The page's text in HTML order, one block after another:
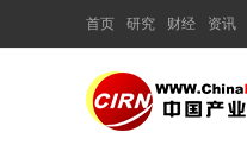
首页 研究 财经 资讯